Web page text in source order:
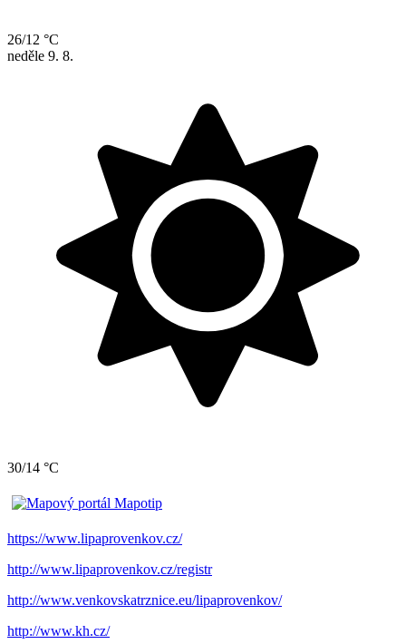
26/12 °C
neděle 9. 8.
30/14 °C
https://www.lipaprovenkov.cz/
http://www.lipaprovenkov.cz/registr
http://www.venkovskatrznice.eu/lipaprovenkov/
http://www.kh.cz/